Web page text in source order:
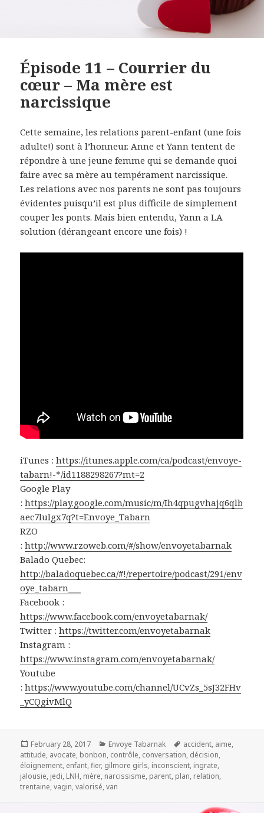
Épisode 11 – Courrier du
cœur – Ma mère est
narcissique
Cette semaine, les relations parent-enfant (une fois
adulte!) sont à l’honneur. Anne et Yann tentent de
répondreà une jeune femme qui se demande quoi
faire avec sa mère au tempérament narcissique.
Les relations avecnos parents ne sont pas toujours
évidentes puisqu’il est plus difficile de simplement
couper les ponts. Mais bienentendu, Yann a LA
solution (dérangeant encore une fois) !
iTunes :https://itunes.apple.com/ca/podcast/envoye-
tabarn!-*/id1188298267?mt=2
Google Play
:https://play.google.com/music/m/Ih4qpugvhajq6qlb
aec7lulgx7q?t=Envoye_Tabarn
RZO
:http://www.rzoweb.com/#/show/envoyetabarnak
Balado Quebec:
http://baladoquebec.ca/#!/repertoire/podcast/291/env
oye_tabarn___
Facebook :
https://www.facebook.com/envoyetabarnak/
Twitter :https://twitter.com/envoyetabarnak
Instagram :
https://www.instagram.com/envoyetabarnak/
Youtube
:https://www.youtube.com/channel/UCvZs_5sJ32FHv
_yCQgivMlQ
Posted
on
February 28, 2017 Categories
Envoye Tabarnak Tags
accident, aime,
attitude, avocate, bonbon, contrôle, conversation, décision,
éloignement, enfant,fier, gilmore girls, inconscient, ingrate,
jalousie, jedi, LNH, mère, narcissisme, parent, plan, relation,
trentaine,vagin,valorisé,van